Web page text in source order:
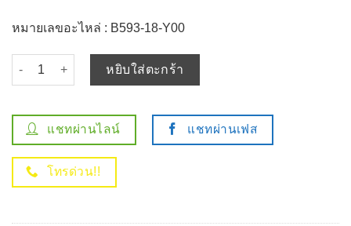
หมายเลขอะไหล่ : B593-18-Y00
จำนวน คอยล์จุดระเบิด FORD ASPIRE / MAZDA 323 ASTINA ตา
หยิบใส่ตะกร้า
แชทผ่านไลน์ แชทผ่านเฟส
โทรด่วน!!